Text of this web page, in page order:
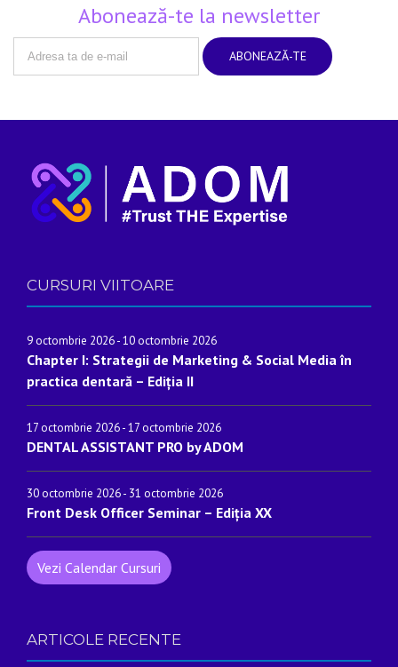
Abonează-te la newsletter
CURSURI VIITOARE
9 octombrie 2026-10 octombrie 2026
Chapter I: Strategii de Marketing & Social Media în
practica dentară – Ediția II
17 octombrie 2026-17 octombrie 2026
DENTAL ASSISTANT PRO by ADOM
30 octombrie 2026- 31 octombrie 2026
Front Desk Officer Seminar – Ediția XX
Vezi Calendar Cursuri
ARTICOLE RECENTE